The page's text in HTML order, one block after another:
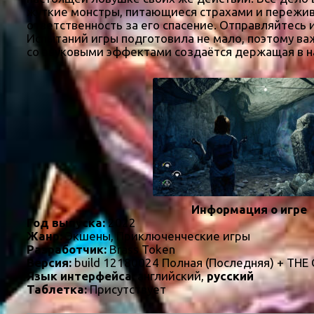
жуткие монстры, питающиеся страхами и
ответственность за его спасение.
Испытаний игры подготовила не мало, поэтому
со звуковыми эффектами создаётся держащая в
Информация о игре
Год выпуска:2022
Жанр:
Экшены, Приключенческие игры
Разработчик:Brass Token
Версия:build 12180024 Полная (Последняя) + THE
Язык интерфейса:
английский,русский
Таблетка:Присутствует